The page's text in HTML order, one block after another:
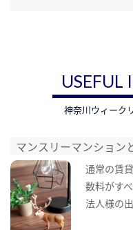
USEFUL
神奈川ウィーク
マンスリーマンション
通常の賃
数料がす
法人様の